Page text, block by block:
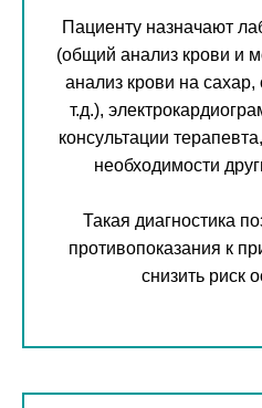
Пациенту назначают
(общий анализ крови и
анализ крови на
т.д.),
консультации
необходимости
Такая диагностика
противопоказания к
снизить риск